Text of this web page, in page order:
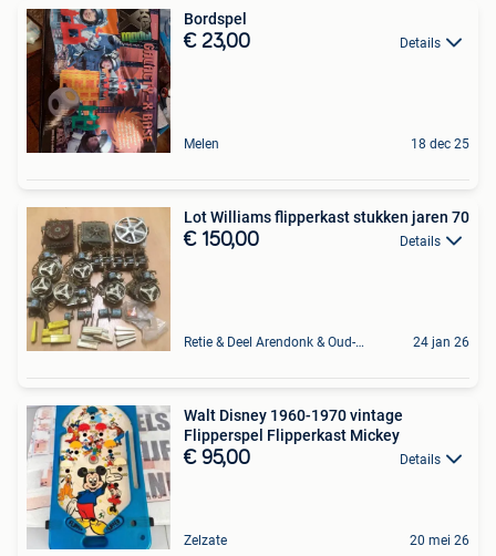
Bordspel
€ 23,00 Details
Melen 18 dec 25
Lot Williams flipperkast stukken jaren 70
€ 150,00 Details
Retie & Deel Arendonk & Oud-Turnhout 24 jan 26
Walt Disney 1960-1970 vintage
Flipperspel Flipperkast Mickey
€ 95,00 Details
Zelzate 20 mei 26